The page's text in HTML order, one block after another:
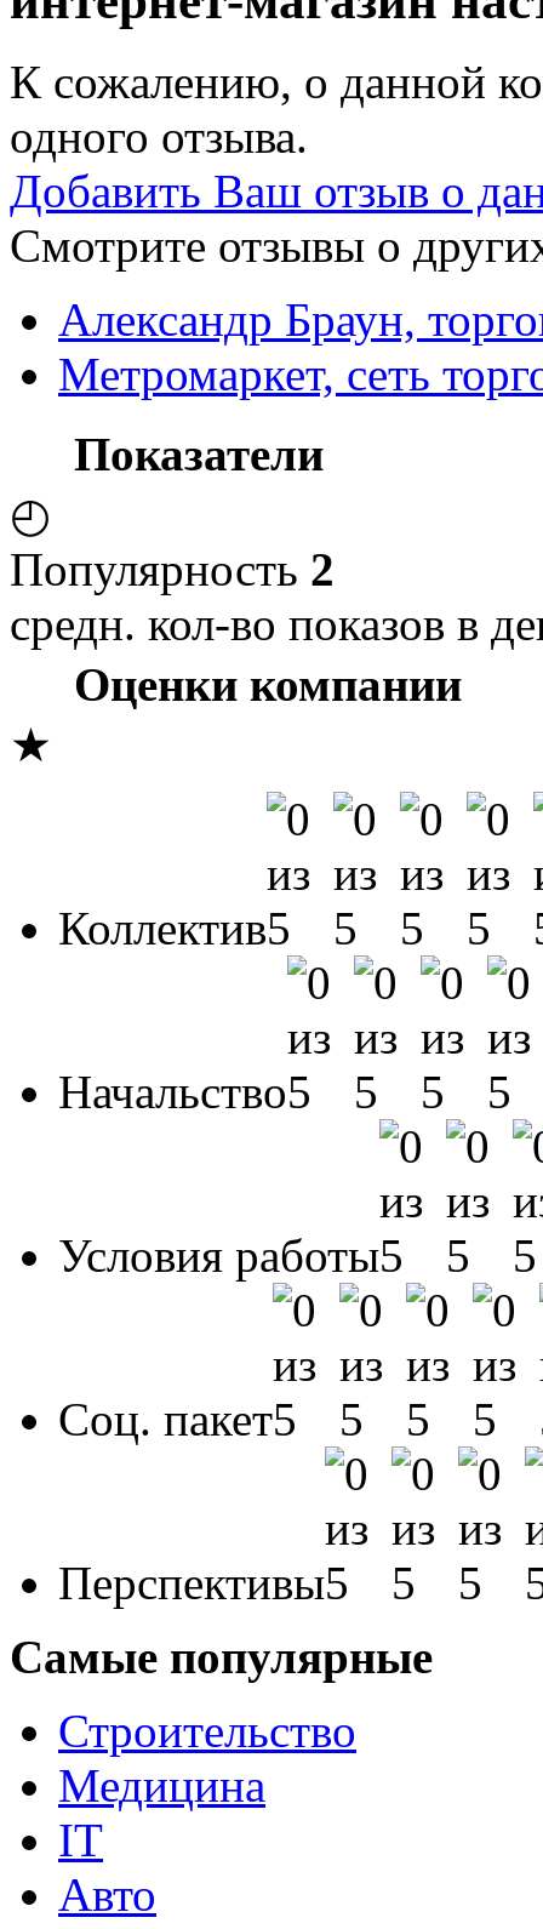
К сожалению, о данной
одного отзыва.
Добавить Ваш отзыв о
Смотрите отзывы о
Александр Браун,
Метромаркет, сеть
Показатели
◴
Популярность 2
средн. кол-во показов в
Оценки компании
★
Коллектив
Начальство
Условия работы
Соц. пакет
Перспективы
Самые популярные
Строительство
Медицина
IT
Авто